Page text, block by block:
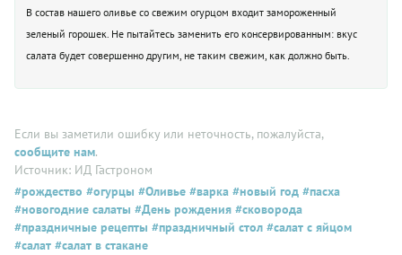
В состав нашего оливье со свежим огурцом входит замороженный
зеленый горошек. Не пытайтесь заменить его консервированным: вкус
салата будет совершенно другим, не таким свежим, как должно быть.
Если вы заметили ошибку или неточность, пожалуйста,
сообщите нам.
Источник: ИД Гастроном
#рождество #огурцы #Оливье #варка #новый год #пасха
#новогодние салаты #День рождения #сковорода
#праздничные рецепты #праздничный стол #салат с яйцом
#салат #салат в стакане